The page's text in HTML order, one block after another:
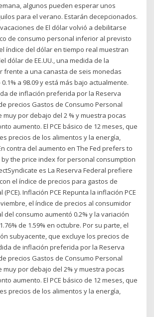
algunos pueden esperar unos
para el verano. Estarán decepcionados.
de El dólar volvió a debilitarse
de consumo personal inferior al previsto
índice del dólar en tiempo real muestran
dólar de EE.UU., una medida de la
frente a una canasta de seis monedas
a 98.09 y está más bajo actualmente.
de inflación preferida por la Reserva
precios Gastos de Consumo Personal
muy por debajo del 2 % y muestra pocas
aumento. El PCE básico de 12 meses, que
precios de los alimentos y la energía,
contra del aumento en The Fed prefers to
the price index for personal consumption
es La Reserva Federal prefiere
el índice de precios para gastos de
Inflación PCE Repunta la inflación PCE
el índice de precios al consumidor
del consumo aumentó 0.2% y la variación
de 1.59% en octubre. Por su parte, el
subyacente, que excluye los precios de
de inflación preferida por la Reserva
precios Gastos de Consumo Personal
muy por debajo del 2% y muestra pocas
aumento. El PCE básico de 12 meses, que
precios de los alimentos y la energía,